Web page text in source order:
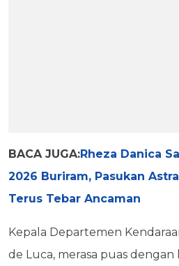
BACA JUGA:Rheza Danica
2026 Buriram, Pasukan
Terus Tebar Ancaman
Kepala Departemen
de Luca, merasa puas